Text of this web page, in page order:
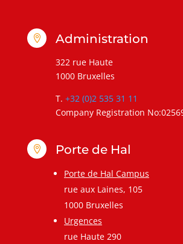
 Administration
322 rue Haute
1000 Bruxelles
T. +32 (0)2 535 31 11
Company Registration
 Porte de Hal
Porte de Hal Campus
rue aux Laines, 105
1000 Bruxelles
Urgences
rue Haute 290